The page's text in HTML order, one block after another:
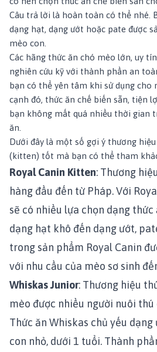
Câu trả lời là hoàn toàn có thể nhé.
dạng hạt, dạng ướt hoặc pate được
mèo con.
Các hãng thức ăn chó mèo lớn, uy
nghiên cứu kỹ với thành phần an
bạn có thể yên tâm khi sử dụng cho
cạnh đó, thức ăn chế biến sẵn, tiện
bạn không mất quá nhiều thời gian
ăn.
Dưới đây là một số gợi ý thương
(kitten) tốt mà bạn có thể tham
Royal Canin Kitten: Thương
hàng đầu đến từ Pháp. Với
sẽ có nhiều lựa chọn dạng
dạng hạt khô đến dạng ướt,
trong sản phẩm Royal Canin
với nhu cầu của mèo sơ sinh
Whiskas Junior: Thương hiệu
mèo được nhiều người nuôi thú
Thức ăn Whiskas chủ yếu
con nhỏ, dưới 1 tuổi. Thành